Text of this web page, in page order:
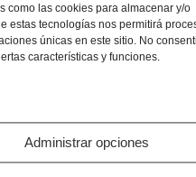
como las cookies para almacenar y/o
estas tecnologías nos permitirá
únicas en este sitio. No
características y funciones.
Administrar opciones
y
mínimo de $1.500.000
ampliada al 150%.
aportar la documentación